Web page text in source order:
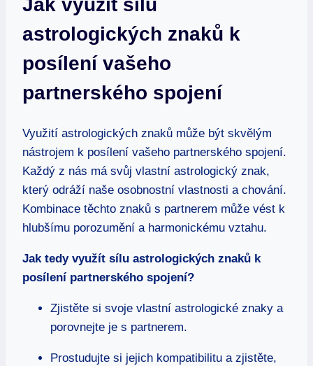
Jak využít sílu
astrologických znaků k​
posílení vašeho
partnerského spojení
Využití astrologických znaků může‌ být skvělým
nástrojem k⁤ posílení vašeho‍ partnerského ​spojení.
‌Každý⁣ z nás má svůj vlastní astrologický ⁤znak,⁣
který odráží naše osobnostní vlastnosti a chování.
Kombinace těchto⁢ znaků s partnerem může vést k
hlubšímu porozumění a harmonickému ⁢vztahu.
Jak tedy využít sílu astrologických znaků k
posílení‌ partnerského⁣ spojení?
Zjistěte si svoje vlastní astrologické znaky a
porovnejte je ‌s ⁣partnerem.
Prostudujte⁣ si jejich kompatibilitu a zjistěte,